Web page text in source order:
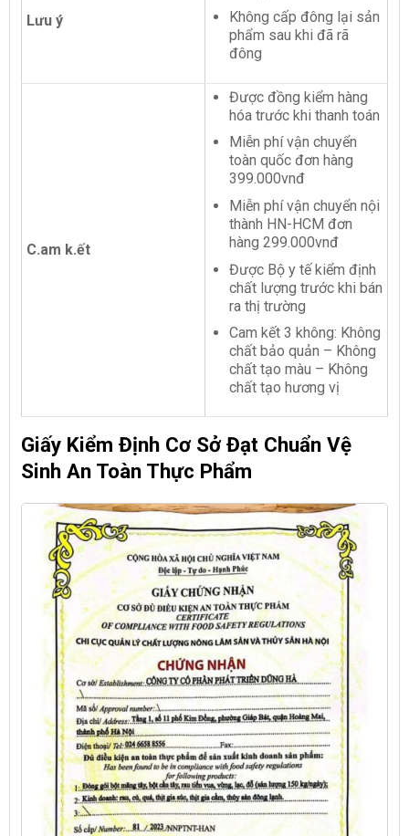
Lưu ý
Không cấp đông lại sản
phẩm sau khi đã rã
đông
C.am k.ết
Được đồng kiểm hàng
hóa trước khi thanh toán
Miễn phí vận chuyển
toàn quốc đơn hàng
399.000vnđ
Miễn phí vận chuyển nội
thành HN-HCM đơn
hàng 299.000vnđ
Được Bộ y tế kiểm định
chất lượng trước khi bán
ra thị trường
Cam kết 3 không: Không
chất bảo quản – Không
chất tạo màu – Không
chất tạo hương vị
Giấy Kiểm Định Cơ Sở Đạt Chuẩn Vệ
Sinh An Toàn Thực Phẩm